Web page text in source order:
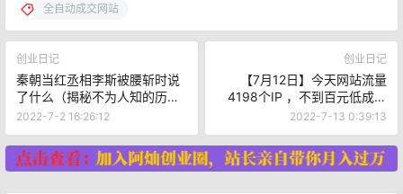
全自动成交网站
创业日记
秦朝当红丞相李斯被腰斩时说
了什么（揭秘不为人知的历
史）
2022-7-2 16:26:12
创业日记
【7月12日】今天网站流量
4198个IP ，不到百元低成本
打造自动成交网站
2022-7-13 0:39:13